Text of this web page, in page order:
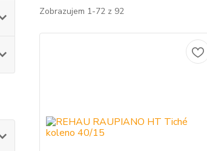
Zobrazujem 1-72 z 92